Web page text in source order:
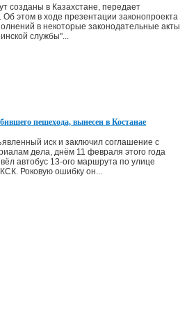
созданы в Казахстане, передает
этом в ходе презентации законопроекта
в некоторые законодательные акты
службы"...
пешехода, вынесен в Костанае
иск и заключил соглашение с
дела, днём 11 февраля этого года
автобус 13-ого маршрута по улице
Роковую ошибку он...